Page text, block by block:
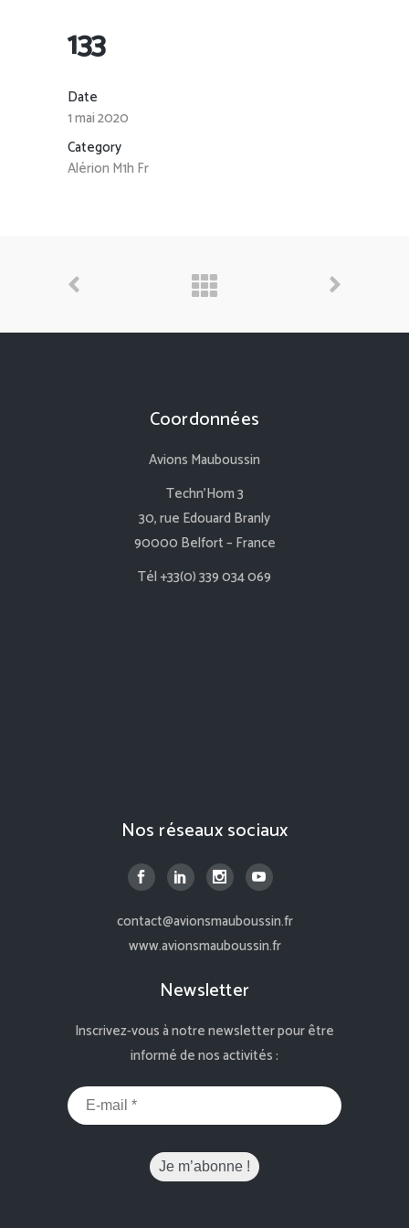
133
Date
1 mai 2020
Category
Alérion M1h Fr
Coordonnées
Avions Mauboussin
Techn’Hom 3
30, rue Edouard Branly
90000 Belfort – France
Tél +33(0) 339 034 069
Nos réseaux sociaux
contact@avionsmauboussin.fr
www.avionsmauboussin.fr
Newsletter
Inscrivez-vous à notre newsletter pour être
informé de nos activités :